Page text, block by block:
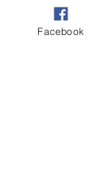
Facebook